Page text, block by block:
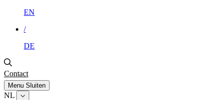
EN
/
DE
Contact
Menu Sluiten
NL